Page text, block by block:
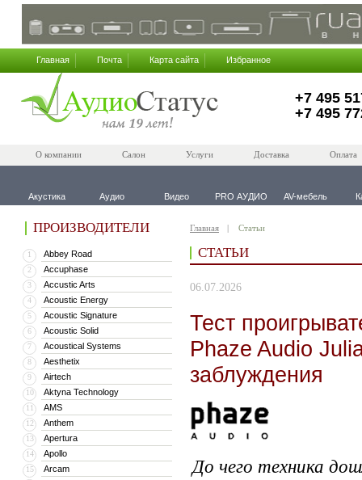
Главная Почта Карта сайта Избранное
+7 495
+7 495
О компании Салон Услуги Доставка Оплата
Акустика Аудио Видео PRO АУДИО AV-мебель
ПРОИЗВОДИТЕЛИ
1 Abbey Road
2 Accuphase
3 Accustic Arts
4 Acoustic Energy
5 Acoustic Signature
6 Acoustic Solid
7 Acoustical Systems
8 Aesthetix
9 Airtech
10 Aktyna Technology
11 AMS
12 Anthem
13 Apertura
14 Apollo
15 Arcam
Главная Статьи
СТАТЬИ
06.07.2026
Тест
Phaze Audio
заблуждения
До чего техника